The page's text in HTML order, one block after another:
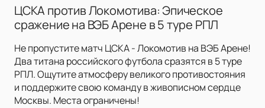
ЦСКА против Локомотива: Эпическое
сражение на ВЭБ Арене в 5 туре РПЛ
Не пропустите матч ЦСКА - Локомотив на ВЭБ Арене!
Два титана российского футбола сразятся в 5 туре
РПЛ. Ощутите атмосферу великого противостояния
и поддержите свою команду в живописном сердце
Москвы. Места ограничены!